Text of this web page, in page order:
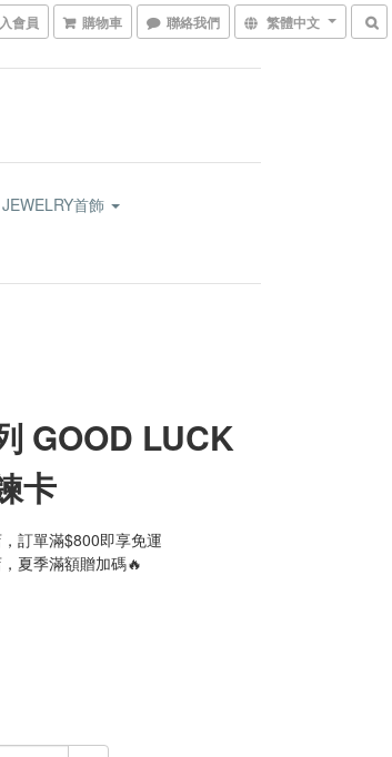
會員 購物車 聯絡我們 繁體中文
JEWELRY首飾
GOOD LUCK
卡
訂單滿$800即享免運
夏季滿額贈加碼🔥